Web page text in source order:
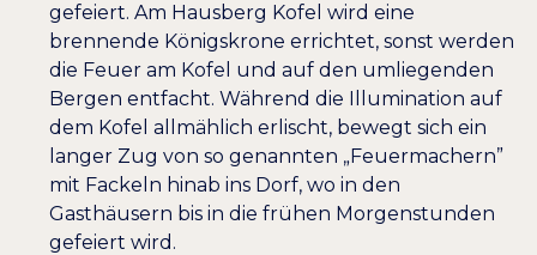
gefeiert. Am Hausberg Kofel wird eine
brennende Königskrone errichtet, sonst werden
die Feuer am Kofel und auf den umliegenden
Bergen entfacht. Während die Illumination auf
dem Kofel allmählich erlischt, bewegt sich ein
langer Zug von so genannten „Feuermachern”
mit Fackeln hinab ins Dorf, wo in den
Gasthäusern bis in die frühen Morgenstunden
gefeiert wird.